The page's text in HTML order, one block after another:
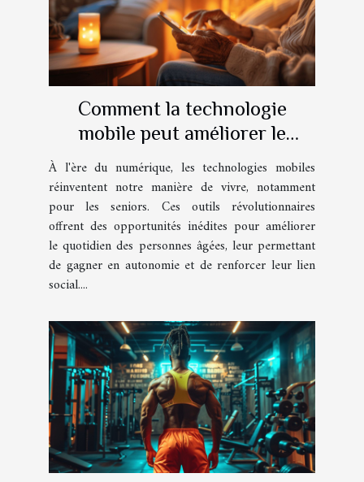
Comment la technologie
mobile peut améliorer le
quotidien des seniors
À l'ère du numérique, les technologies mobiles
réinventent notre manière de vivre, notamment
pour les seniors. Ces outils révolutionnaires
offrent des opportunités inédites pour améliorer
le quotidien des personnes âgées, leur permettant
de gagner en autonomie et de renforcer leur lien
social....